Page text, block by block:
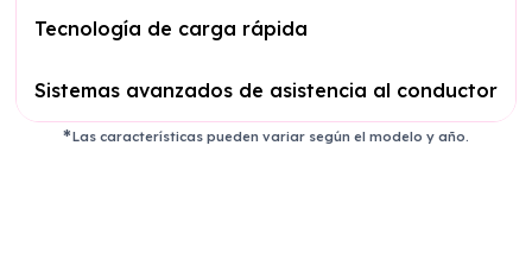
Tecnología de carga rápida
Sistemas avanzados de asistencia al conductor
Las características pueden variar según el modelo y año.